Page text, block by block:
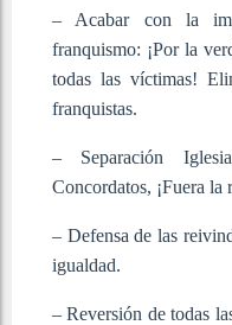
– Acabar con la
franquismo: ¡Por la
todas las víctimas!
franquistas.
– Separación
Concordatos, ¡Fuera la
– Defensa de las
igualdad.
– Reversión de todas